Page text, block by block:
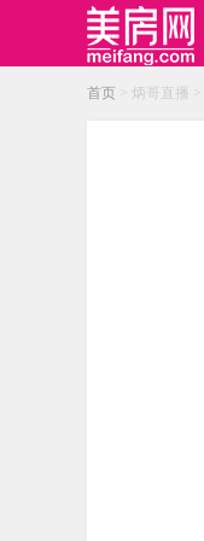
首页 > 炳哥直播 >